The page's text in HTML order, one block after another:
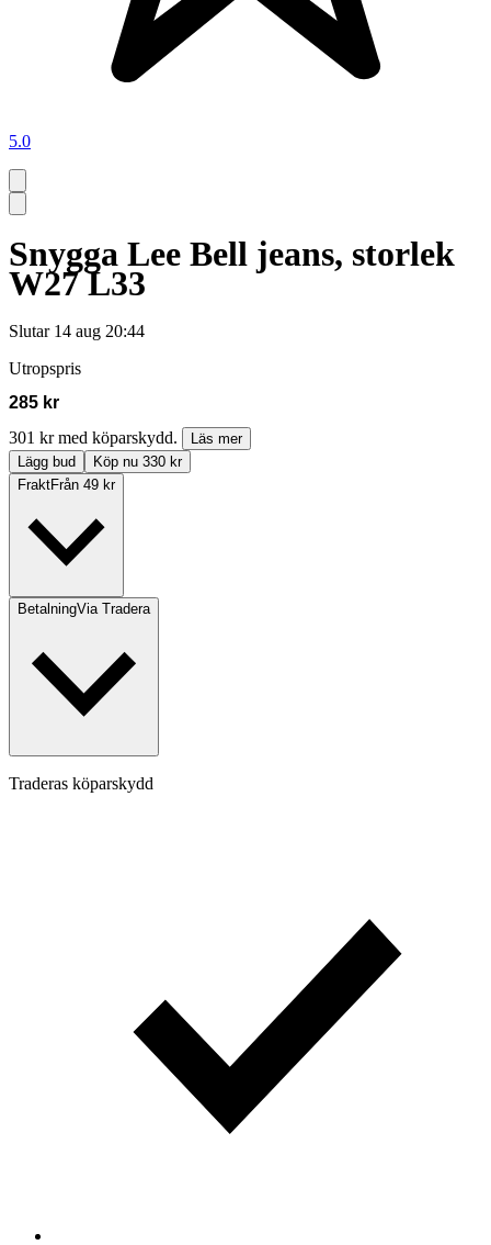
5.0
Snygga Lee Bell jeans, storlek
W27 L33
Slutar 14 aug 20:44
Utropspris
285 kr
301 kr med köparskydd.
Läs mer
Lägg bud
Köp nu 330 kr
FraktFrån 49 kr
BetalningVia Tradera
Traderas köparskydd